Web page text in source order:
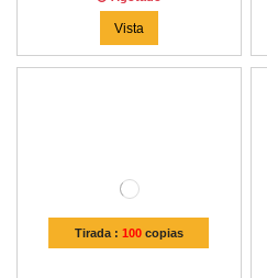
Vista
Tirada : 100copias